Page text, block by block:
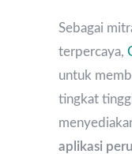
Sebagai
terpercaya,
untuk
tingkat
aplikasi